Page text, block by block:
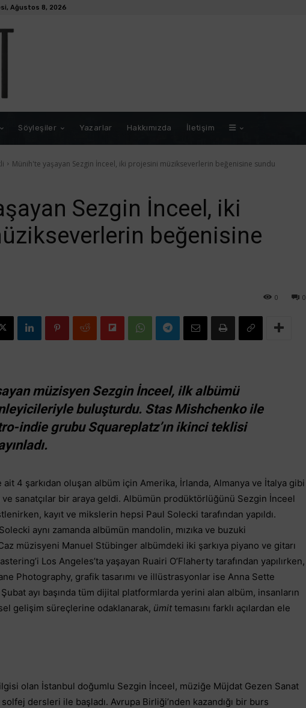
Ağustos 8, 2026
Söyleşiler Yazarlar Hakkımızda İletişim
Münih'te yaşayan Sezgin İnceel, iki projesini müzikseverlerin beğenisine sundu
Sezgin İnceel, iki
beğenisine
0
0
müzisyen Sezgin İnceel, ilk albümü
buluşturdu. Stas Mishchenko ile
indie grubu Squareplatz’ın ikinci teklisi
4 şarkıdan oluşan albüm için Amerika, İrlanda, Almanya ve İtalya gibi
sanatçılar bir araya geldi. Albümün prodüktörlüğünü Sezgin İnceel
kayıt ve mikslerin hepsi Paul Solecki tarafından yapıldı.
aynı zamanda albümün mandolin, mızıka ve buzuki
müzisyeni Manuel Stübinger albümdeki iki şarkıya piyano ve gitarı
Los Angeles’ta yaşayan Ruairi O’Flaherty tarafından yapılırken,
Photography, grafik tasarımı ve illüstrasyonlar ise Anna Sette
ayı başında tüm dijital platformlarda yerini alan albüm, insanların
gelişim süreçlerine odaklanarak, ümit temasını farklı açılardan ele
olan İstanbul doğumlu Sezgin İnceel, müziğe Müjdat Gezen Sanat
solfej dersleri ile başladı. Avrupa Birliği’nden kazandığı bir burs